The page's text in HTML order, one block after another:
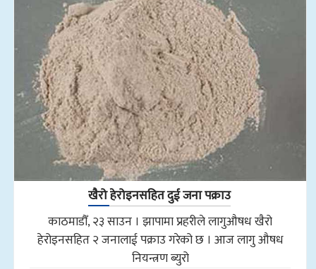
खैरो हेरोइनसहित दुई जना पक्राउ
काठमाडौँ, २३ साउन । झापामा प्रहरीले लागुऔषध खैरो
हेरोइनसहित २ जनालाई पक्राउ गरेको छ । आज लागु औषध
नियन्त्रण ब्युरो